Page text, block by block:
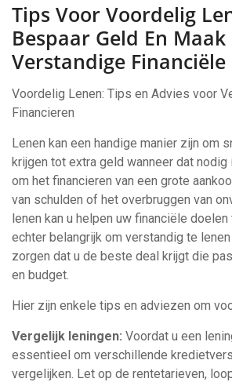
Tips Voor Voordelig
Bespaar Geld En Maak
Verstandige Financiële
Voordelig Lenen: Tips en Advies voor
Financieren
Lenen kan een handige manier zijn om
krijgen tot extra geld wanneer dat nodig
om het financieren van een grote
van schulden of het overbruggen van
lenen kan u helpen uw financiële
echter belangrijk om verstandig te
zorgen dat u de beste deal krijgt die
en budget.
Hier zijn enkele tips en adviezen om
Vergelijk leningen: Voordat u een
essentieel om verschillende
vergelijken. Let op de rentetarieven,